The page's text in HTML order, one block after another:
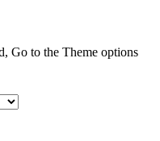
Go to the Theme options